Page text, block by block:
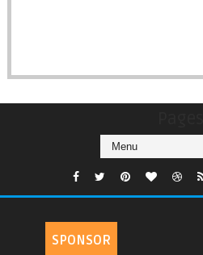
SPONSOR